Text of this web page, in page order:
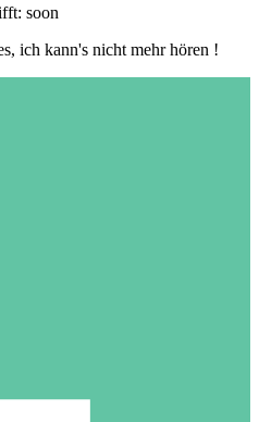
soon
ich kann's nicht mehr hören !